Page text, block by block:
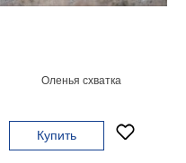
Оленья схватка
Купить